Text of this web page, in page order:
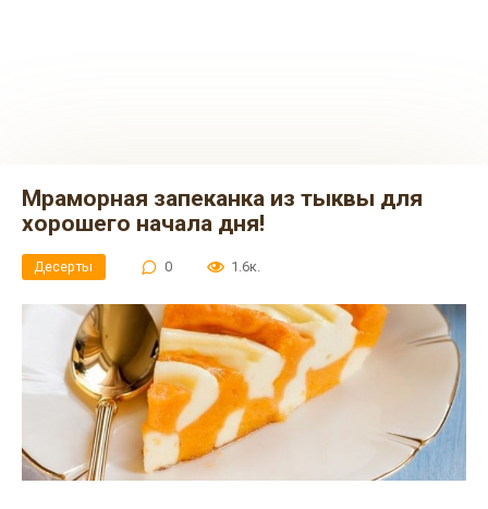
Мраморная запеканка из тыквы для
хорошего начала дня!
Десерты 0 1.6к.